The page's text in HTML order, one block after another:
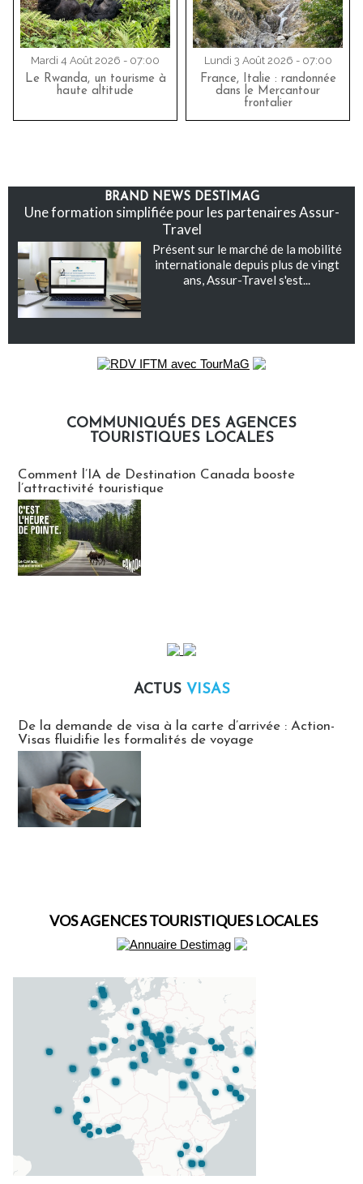
Mardi 4 Août 2026 - 07:00
Le Rwanda, un tourisme à
haute altitude
Lundi 3 Août 2026 - 07:00
France, Italie : randonnée
dans le Mercantour
frontalier
BRAND NEWS DESTIMAG
Une formation simplifiée pour les partenaires Assur-
Travel
Présent sur le marché de la mobilité
internationale depuis plus de vingt
ans, Assur-Travel s'est...
COMMUNIQUÉS DES AGENCES
TOURISTIQUES LOCALES
Comment l’IA de Destination Canada booste
l’attractivité touristique
ACTUS VISAS
De la demande de visa à la carte d’arrivée : Action-
Visas fluidifie les formalités de voyage
VOS AGENCES TOURISTIQUES LOCALES